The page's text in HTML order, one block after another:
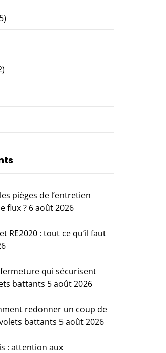
pièges de l’entretien
flux ? 6 août 2026
RE2020 : tout ce qu’il faut
qui sécurisent
battants 5 août 2026
redonner un coup de
battants 5 août 2026
: attention aux